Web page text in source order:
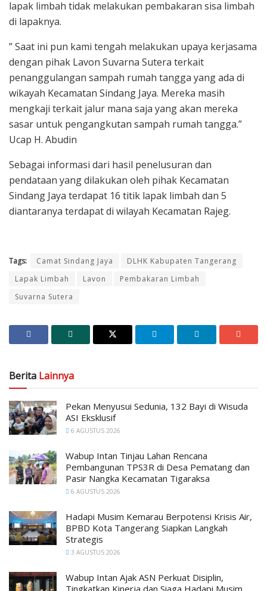
lapak limbah tidak melakukan pembakaran sisa limbah
di lapaknya.
” Saat ini pun kami tengah melakukan upaya kerjasama
dengan pihak Lavon Suvarna Sutera terkait
penanggulangan sampah rumah tangga yang ada di
wikayah Kecamatan Sindang Jaya. Mereka masih
mengkaji terkait jalur mana saja yang akan mereka
sasar untuk pengangkutan sampah rumah tangga.”
Ucap H. Abudin
Sebagai informasi dari hasil penelusuran dan
pendataan yang dilakukan oleh pihak Kecamatan
Sindang Jaya terdapat 16 titik lapak limbah dan 5
diantaranya terdapat di wilayah Kecamatan Rajeg.
Tags: Camat Sindang Jaya
DLHK Kabupaten Tangerang
Lapak Limbah
Lavon
Pembakaran Limbah
Suvarna Sutera
Berita Lainnya
Pekan Menyusui Sedunia, 132 Bayi di Wisuda
ASI Eksklusif
6 AGUSTUS 2026
Wabup Intan Tinjau Lahan Rencana
Pembangunan TPS3R di Desa Pematang dan
Pasir Nangka Kecamatan Tigaraksa
6 AGUSTUS 2026
Hadapi Musim Kemarau Berpotensi Krisis Air,
BPBD Kota Tangerang Siapkan Langkah
Strategis
3 AGUSTUS 2026
Wabup Intan Ajak ASN Perkuat Disiplin,